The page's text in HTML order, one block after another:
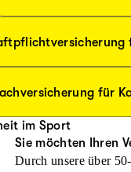
für
im Sport
Sie möchten Ihren
Durch unsere über